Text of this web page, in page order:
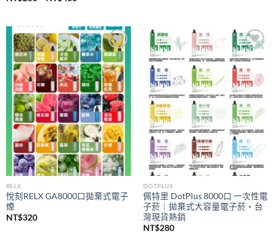
NT$200
到
NT$400
Add to
wishlist
RELX
悅刻RELX GA8000口拋棄式電子
煙
NT$320
Add to
DOTPLUS
佩特里 DotPlus 8000口 一次性電
子菸｜拋棄式大容量電子菸・台
灣現貨熱銷
NT$280